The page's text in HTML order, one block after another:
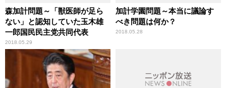
森加計問題～「獣医師が足ら
ない」と認知していた玉木雄
一郎国民民主党共同代表
2018.05.29
加計学園問題～本当に議論す
べき問題は何か？
2018.05.28